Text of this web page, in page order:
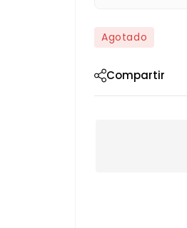
Agotado
Compartir